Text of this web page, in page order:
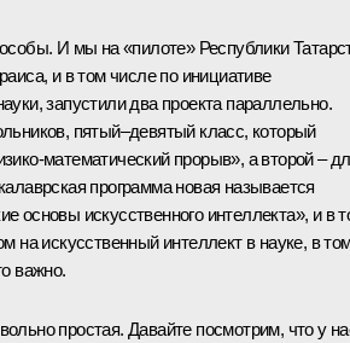
И мы на «пилоте» Республики
и в том числе по инициативе
запустили два проекта параллельно.
пятый–девятый класс, который
математический прорыв», а второй –
программа новая называется
основы искусственного интеллекта», и в
на искусственный интеллект в науке, в
важно.
простая. Давайте посмотрим, что у